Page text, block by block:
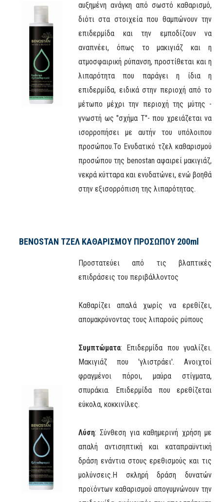
αυξημένη ανάγκη από σωστό καθαρισμό,
διότι στα στοιχεία που θαμπώνουν την
επιδερμίδα και την εμποδίζουν να
αναπνέει, όπως το μακιγιάζ και η
ατμοσφαιρική ρύπανση, προστίθεται και η
λιπαρότητα που παράγει η ίδια η
επιδερμίδα, ειδικά στην περιοχή από το
μέτωπο μέχρι την περιοχή της μύτης -
γνωστή ως "σχήμα Τ"- που χρειάζεται να
ισορροπήσει με αυτήν του υπόλοιπου
προσώπου.Το Ενυδατικό τζελ καθαρισμού
προσώπου της benostan αφαιρεί μακιγιάζ,
νεκρά κύτταρα και ενυδατώνει, ενώ βοηθά
στην εξισορρόπιση της λιπαρότητας.
BENOSTAN ΤΖΕΛ ΚΑΘΑΡΙΣΜΟΥ ΠΡΟΣΩΠΟΥ 200ml
Προστατεύει από τις βλαπτικές
επιδράσεις του περιβάλλοντος
Καθαρίζει απαλά χωρίς να ερεθίζει,
απομακρύνοντας τους λιπαρούς ρύπους
Συμπτώματα: Επιδερμίδα που γυαλίζει.
Μακιγιάζ που 'γλιστράει'. Ανοιχτοί
φραγμένοι πόροι, μαύρα στίγματα,
σπυράκια. Επιδερμίδα που ερεθίζεται
εύκολα, κοκκινίλες.
Λύση: Σύνθεση για καθημερινή χρήση με
απαλή αντισηπτική και καταπραϋντική
δράση ενάντια στους ερεθισμούς και τις
μολύνσεις.Η σκληρή δράση δυνατών
προϊόντων καθαρισμού απογυμνώνουν την